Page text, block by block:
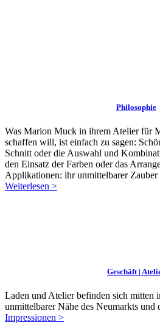
Philosophie
Was Marion Muck in ihrem Atelier für
schaffen will, ist einfach zu sagen:
Schnitt oder die Auswahl und
den Einsatz der Farben oder das
Applikationen: ihr unmittelbarer Zauber
Weiterlesen >
Geschäft |
Laden und Atelier befinden sich mitten
unmittelbarer Nähe des Neumarkts und
Impressionen >